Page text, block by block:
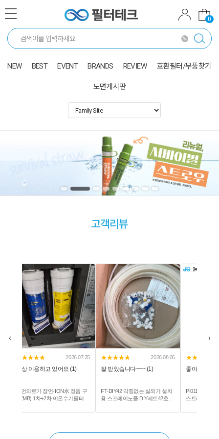
0
NEW BEST EVENT BRANDS REVIEW 호환필터/부품찾기
도면게시판
고객리뷰
‹
★★★★★ 2026.08.06
잘 받았습니다~~~ (1)
FT-DIY42 막힘없는 실외기 설치
용 스프레이노즐 DIY세트42호
재예방 에어컨냉방효율상승 폭
★★★★★ 2026.07.23
좋아요 잘 쓰고 있어요 (1)
PI011223S 존게스트 I피팅숫나사
스트레이트어댑터 3/8:3/8NPTF
10pcs/pack
★★★★★
빠른 배송 감사
하우징용 각링
필터 고정용 패
께5mm
›